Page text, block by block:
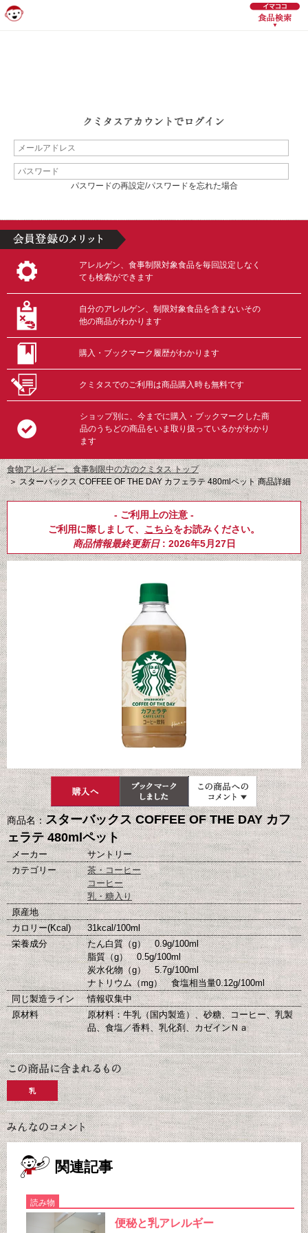
パスワードの再設定/パスワードを忘れた場合
アレルゲン、食事制限対象食品を毎回設定しなく
ても検索ができます
自分のアレルゲン、制限対象食品を含まないその
他の商品がわかります
購入・ブックマーク履歴がわかります
クミタスでのご利用は商品購入時も無料です
ショップ別に、今までに購入・ブックマークした商
品のうちどの商品をいま取り扱っているかがわかり
ます
食物アレルギー、食事制限中の方のクミタス トップ
＞スターバックス COFFEE OF THE DAY カフェラテ 480mlペット 商品詳細
- ご利用上の注意 -
ご利用に際しまして、 こちらをお読みください。
商品情報最終更新日: 2026年5月27日
商品名：スターバックス COFFEE OF THE DAY カフ
ェラテ 480mlペット
メーカー
サントリー
カテゴリー
茶・コーヒー
コーヒー
乳・糖入り
原産地
カロリー(Kcal)
31kcal/100ml
栄養成分
たん白質（g） 0.9g/100ml
脂質（g） 0.5g/100ml
炭水化物（g） 5.7g/100ml
ナトリウム（mg） 食塩相当量0.12g/100ml
同じ製造ライン
情報収集中
原材料
原材料：牛乳（国内製造）、砂糖、コーヒー、乳製
品、食塩／香料、乳化剤、カゼインＮａ
乳
関連記事
読み物
便秘と乳アレルギー